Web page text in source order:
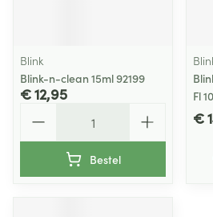
Blink
Blink-n-clean 15ml 92199
€ 12,95
Bestel
Fl
€